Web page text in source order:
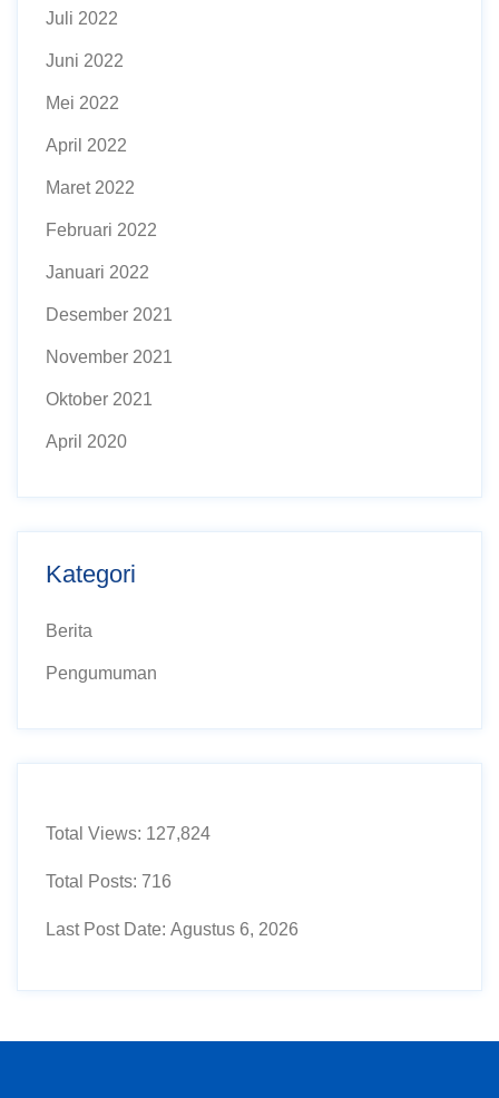
Juli 2022
Juni 2022
Mei 2022
April 2022
Maret 2022
Februari 2022
Januari 2022
Desember 2021
November 2021
Oktober 2021
April 2020
Kategori
Berita
Pengumuman
Total Views: 127,824
Total Posts: 716
Last Post Date: Agustus 6, 2026